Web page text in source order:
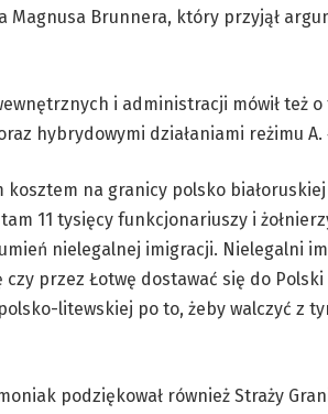
Magnusa Brunnera, który przyjął
i administracji mówił też o
hybrydowymi działaniami reżimu A.
kosztem na granicy polsko
11 tysięcy funkcjonariuszy i
nielegalnej imigracji. Nielegalni
przez Łotwę dostawać się do
litewskiej po to, żeby walczyć z
podziękował również Straży